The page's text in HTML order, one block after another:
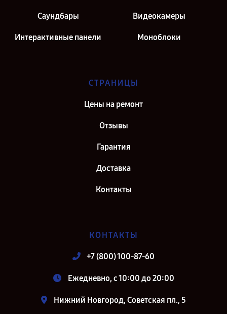
Саундбары Видеокамеры
Интерактивные панели Моноблоки
СТРАНИЦЫ
Цены на ремонт
Отзывы
Гарантия
Доставка
Контакты
КОНТАКТЫ
+7 (800) 100-87-60
Ежедневно, с 10:00 до 20:00
Нижний Новгород, Советская пл., 5